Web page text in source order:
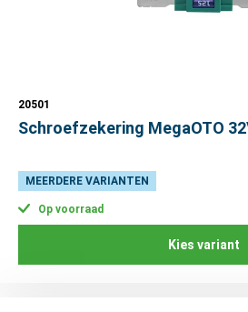
20501
Schroefzekering MegaOTO
MEERDERE VARIANTEN
Op voorraad
Kies variant